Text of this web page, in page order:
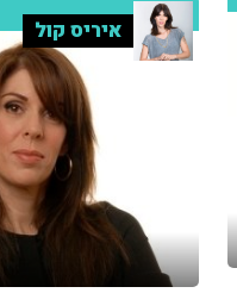
איריס קול